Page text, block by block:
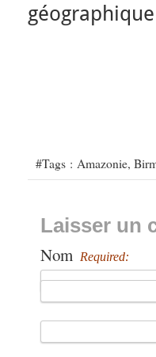
#Tags : Amazonie,
Laisser un
Nom Required: